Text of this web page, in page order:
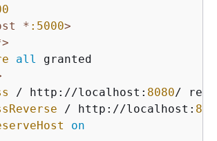
* :5000>
all
granted
/ http://localhost: 8080/
/ http://localhost:
on